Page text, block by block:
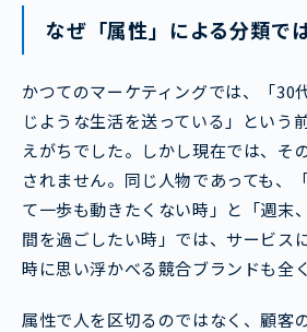
なぜ「属性」による分類で
かつてのマーケティングでは、「30
じような生活を送っている」という
えがちでした。しかし現在では、そ
されません。同じ人物であっても、
て一歩も動きたくない時」と「週末
間を過ごしたい時」では、サービス
時に思い浮かべる競合ブランドも全
属性で人を区切るのではなく、顧客